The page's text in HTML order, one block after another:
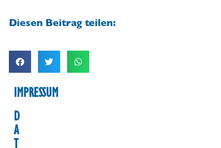
Diesen Beitrag teilen:
IMPRESSUM
D
A